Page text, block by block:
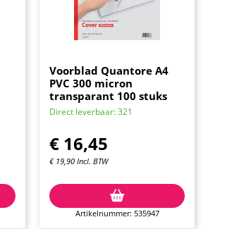
Voorblad Quantore A4
PVC 300 micron
transparant 100 stuks
Direct leverbaar: 321
€ 16,45
€ 19,90 Incl. BTW
Artikelnummer: 535947